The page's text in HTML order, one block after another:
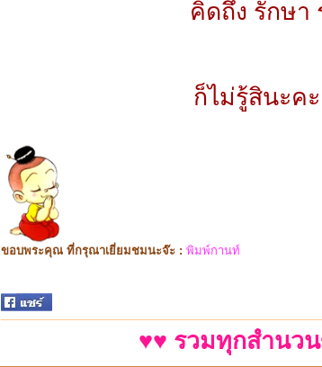
คิดถึง รักษา
ก็ไม่รู้สินะคะ
ขอบพระคุณ ที่กรุณาเยี่ยมชมนะจ๊ะ : พิมพ์กานท์
♥♥ รวมทุกสำนว